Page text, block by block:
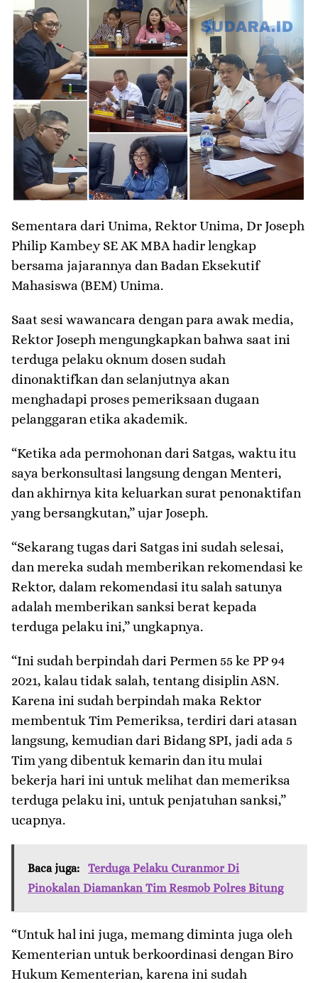
Sementara dari Unima, Rektor Unima, Dr Joseph
Philip Kambey SE AK MBA hadir lengkap
bersama jajarannya dan Badan Eksekutif
Mahasiswa (BEM) Unima.
Saat sesi wawancara dengan para awak media,
Rektor Joseph mengungkapkan bahwa saat ini
terduga pelaku oknum dosen sudah
dinonaktifkan dan selanjutnya akan
menghadapi proses pemeriksaan dugaan
pelanggaran etika akademik.
“Ketika ada permohonan dari Satgas, waktu itu
saya berkonsultasi langsung dengan Menteri,
dan akhirnya kita keluarkan surat penonaktifan
yang bersangkutan,” ujar Joseph.
“Sekarang tugas dari Satgas ini sudah selesai,
dan mereka sudah memberikan rekomendasi ke
Rektor, dalam rekomendasi itu salah satunya
adalah memberikan sanksi berat kepada
terduga pelaku ini,” ungkapnya.
“Ini sudah berpindah dari Permen 55 ke PP 94
2021, kalau tidak salah, tentang disiplin ASN.
Karena ini sudah berpindah maka Rektor
membentuk Tim Pemeriksa, terdiri dari atasan
langsung, kemudian dari Bidang SPI, jadi ada 5
Tim yang dibentuk kemarin dan itu mulai
bekerja hari ini untuk melihat dan memeriksa
terduga pelaku ini, untuk penjatuhan sanksi,”
ucapnya.
Baca juga:
Terduga Pelaku Curanmor Di
Pinokalan Diamankan Tim Resmob Polres Bitung
“Untuk hal ini juga, memang diminta juga oleh
Kementerian untuk berkoordinasi dengan Biro
Hukum Kementerian, karena ini sudah